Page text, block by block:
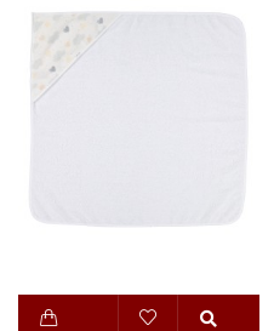
ДЕТЕЙ
ПОДРОСТКОВОЕ
ПОЛОТЕНЦЕ
ДЕТЕЙ